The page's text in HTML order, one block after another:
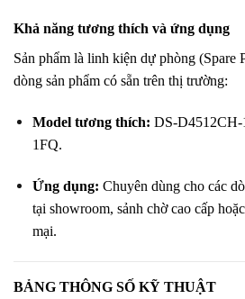
Khả năng tương thích và ứng dụng
Sản phẩm là linh kiện dự phòng (Spare
dòng sản phẩm có sẵn trên thị trường:
Model tương thích: DS-
1FQ.
Ứng dụng: Chuyên dùng cho các
tại showroom, sảnh chờ cao cấp
mại.
BẢNG THÔNG SỐ KỸ THUẬT